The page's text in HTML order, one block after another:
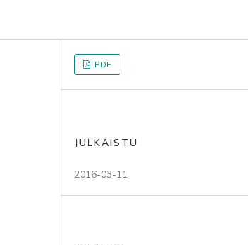
PDF
JULKAISTU
2016-03-11